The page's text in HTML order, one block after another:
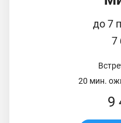
до 7
7
20 мин.
9